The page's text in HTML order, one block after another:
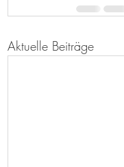
Aktuelle Beiträge